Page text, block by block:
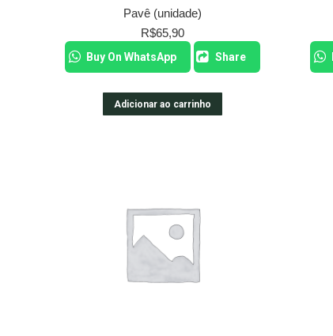
Pavê (unidade)
R$65,90
Buy On WhatsApp Share
Adicionar ao carrinho